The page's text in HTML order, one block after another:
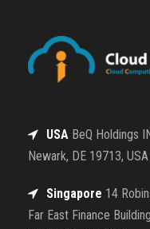
USA BeQ Holdings
Newark, DE 19713, USA
Singapore 14
Far East Finance